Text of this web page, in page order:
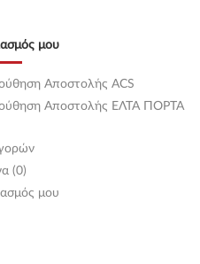
μου
Αποστολής ACS
Αποστολής ΕΛΤΑ ΠΟΡΤΑ
(0)
μου